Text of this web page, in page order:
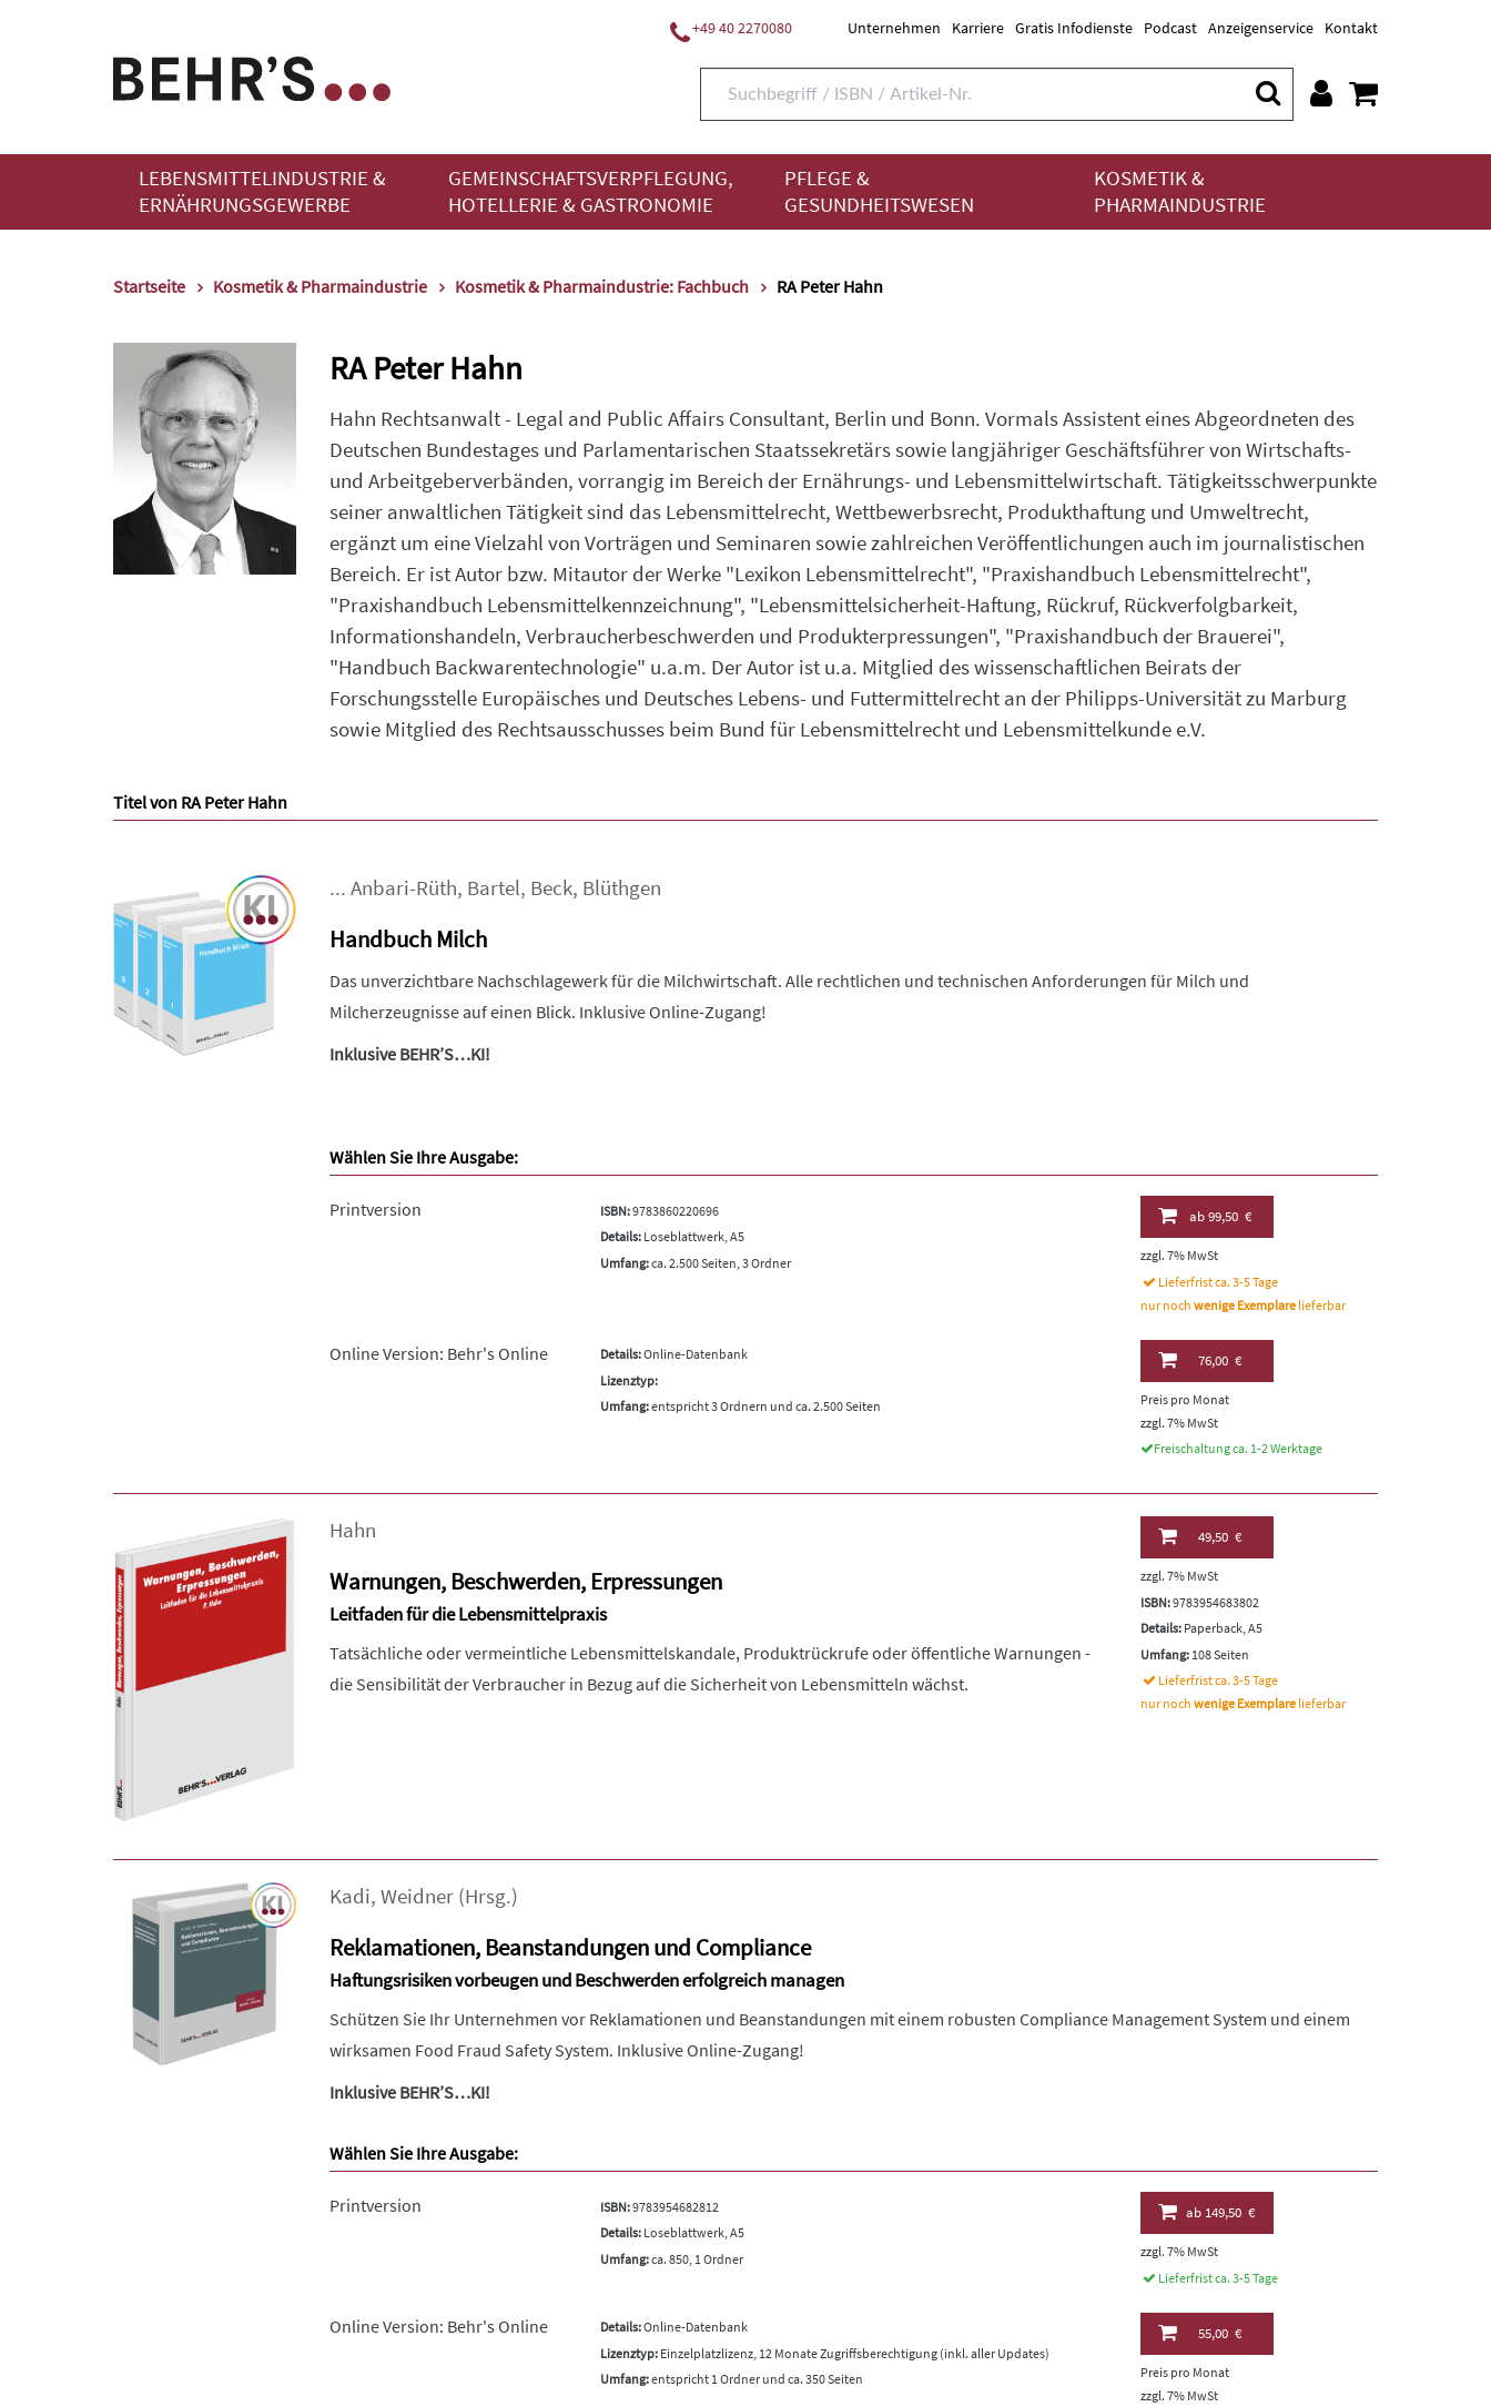
+49 40 2270080 Unternehmen Karriere Gratis Infodienste Podcast Anzeigenservice Kontakt
LEBENSMITTELINDUSTRIE &
ERNÄHRUNGSGEWERBE
GEMEINSCHAFTSVERPFLEGUNG,
HOTELLERIE & GASTRONOMIE
PFLEGE &
GESUNDHEITSWESEN
KOSMETIK &
PHARMAINDUSTRIE
Startseite Kosmetik & Pharmaindustrie Kosmetik & Pharmaindustrie: Fachbuch RA Peter Hahn
RA Peter Hahn
Hahn Rechtsanwalt - Legal and Public Affairs Consultant, Berlin und Bonn. Vormals Assistent eines Abgeordneten des
Deutschen Bundestages und Parlamentarischen Staatssekretärs sowie langjähriger Geschäftsführer von Wirtschafts-
und Arbeitgeberverbänden, vorrangig im Bereich der Ernährungs- und Lebensmittelwirtschaft. Tätigkeitsschwerpunkte
seiner anwaltlichen Tätigkeit sind das Lebensmittelrecht, Wettbewerbsrecht, Produkthaftung und Umweltrecht,
ergänzt um eine Vielzahl von Vorträgen und Seminaren sowie zahlreichen Veröffentlichungen auch im journalistischen
Bereich. Er ist Autor bzw. Mitautor der Werke "Lexikon Lebensmittelrecht", "Praxishandbuch Lebensmittelrecht",
"Praxishandbuch Lebensmittelkennzeichnung", "Lebensmittelsicherheit-Haftung, Rückruf, Rückverfolgbarkeit,
Informationshandeln, Verbraucherbeschwerden und Produkterpressungen", "Praxishandbuch der Brauerei",
"Handbuch Backwarentechnologie" u.a.m. Der Autor ist u.a. Mitglied des wissenschaftlichen Beirats der
Forschungsstelle Europäisches und Deutsches Lebens- und Futtermittelrecht an der Philipps-Universität zu Marburg
sowie Mitglied des Rechtsausschusses beim Bund für Lebensmittelrecht und Lebensmittelkunde e.V.
Titel von RA Peter Hahn
... Anbari-Rüth, Bartel, Beck, Blüthgen
Handbuch Milch
Das unverzichtbare Nachschlagewerk für die Milchwirtschaft. Alle rechtlichen und technischen Anforderungen für Milch und
Milcherzeugnisse auf einen Blick. Inklusive Online-Zugang!
Inklusive BEHR’S…KI!
Wählen Sie Ihre Ausgabe:
Printversion ISBN:9783860220696
Details:Loseblattwerk, A5
Umfang:ca. 2.500 Seiten, 3 Ordner
ab99,50 €
zzgl. 7% MwSt
Lieferfrist ca. 3-5 Tage
nur nochwenige Exemplare lieferbar
Online Version: Behr's Online Details:Online-Datenbank
Lizenztyp:
Umfang:entspricht 3 Ordnern und ca. 2.500 Seiten
76,00 €
Preis pro Monat
zzgl. 7% MwSt
Freischaltung ca. 1-2 Werktage
Hahn
Warnungen, Beschwerden, Erpressungen
Leitfaden für die Lebensmittelpraxis
Tatsächliche oder vermeintliche Lebensmittelskandale, Produktrückrufe oder öffentliche Warnungen -
die Sensibilität der Verbraucher in Bezug auf die Sicherheit von Lebensmitteln wächst.
49,50 €
zzgl. 7% MwSt
ISBN:9783954683802
Details: Paperback, A5
Umfang: 108 Seiten
Lieferfrist ca. 3-5 Tage
nur nochwenige Exemplare lieferbar
Kadi, Weidner (Hrsg.)
Reklamationen, Beanstandungen und Compliance
Haftungsrisiken vorbeugen und Beschwerden erfolgreich managen
Schützen Sie Ihr Unternehmen vor Reklamationen und Beanstandungen mit einem robusten Compliance Management System und einem
wirksamen Food Fraud Safety System. Inklusive Online-Zugang!
Inklusive BEHR’S…KI!
Wählen Sie Ihre Ausgabe:
Printversion ISBN:9783954682812
Details:Loseblattwerk, A5
Umfang:ca. 850, 1 Ordner
ab149,50 €
zzgl. 7% MwSt
Lieferfrist ca. 3-5 Tage
Online Version: Behr's Online Details:Online-Datenbank
Lizenztyp:Einzelplatzlizenz, 12 Monate Zugriffsberechtigung (inkl. aller Updates)
Umfang:entspricht 1 Ordner und ca. 350 Seiten
55,00 €
Preis pro Monat
zzgl. 7% MwSt